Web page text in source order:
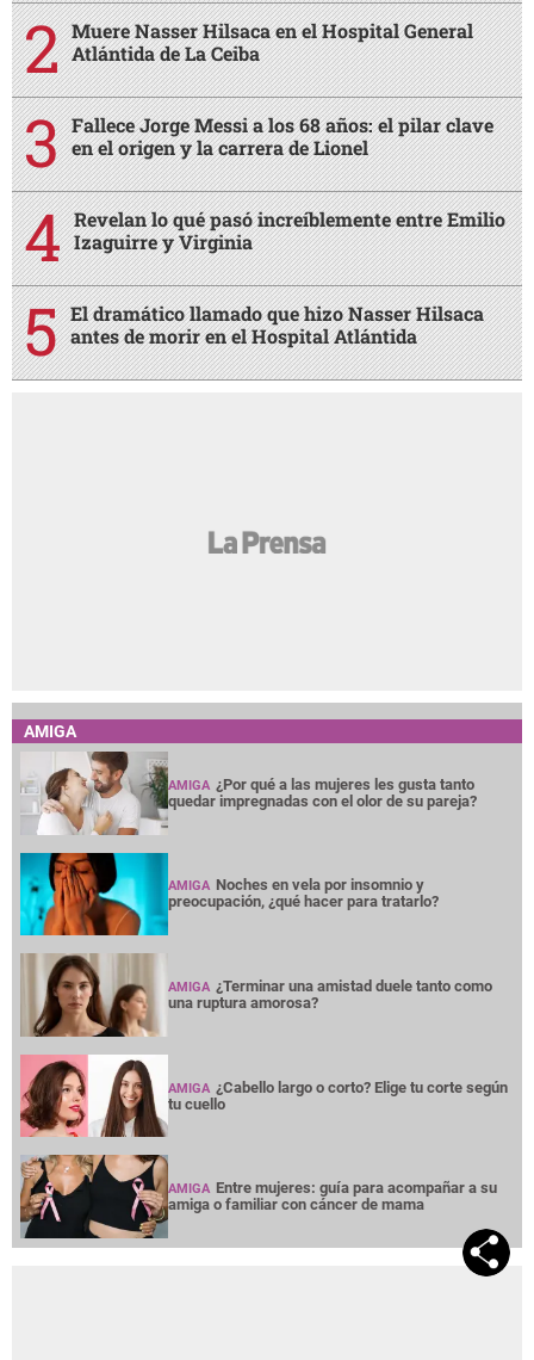
Muere Nasser Hilsaca en el Hospital General
Atlántida de La Ceiba
Fallece Jorge Messi a los 68 años: el pilar clave
en el origen y la carrera de Lionel
Revelan lo qué pasó increíblemente entre Emilio
Izaguirre y Virginia
El dramático llamado que hizo Nasser Hilsaca
antes de morir en el Hospital Atlántida
AMIGA
AMIGA ¿Por qué a las mujeres les gusta tanto
quedar impregnadas con el olor de su pareja?
AMIGA Noches en vela por insomnio y
preocupación, ¿qué hacer para tratarlo?
AMIGA ¿Terminar una amistad duele tanto como
una ruptura amorosa?
AMIGA ¿Cabello largo o corto? Elige tu corte según
tu cuello
AMIGA Entre mujeres: guía para acompañar a su
amiga o familiar con cáncer de mama